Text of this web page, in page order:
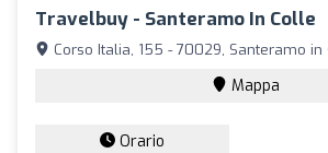
Travelbuy - Santeramo In Colle
Corso Italia, 155 - 70029, Santeramo in
Mappa
Orario